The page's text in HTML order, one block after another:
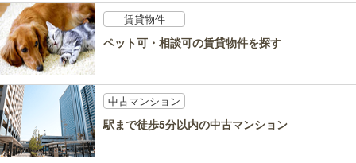
賃貸物件
ペット可・相談可の賃貸物件を探す
中古マンション
駅まで徒歩5分以内の中古マンション